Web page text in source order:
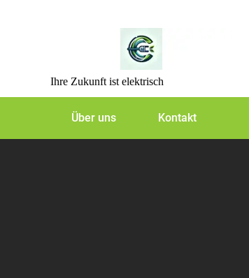
Ihre Zukunft ist elektrisch
Über uns Kontakt